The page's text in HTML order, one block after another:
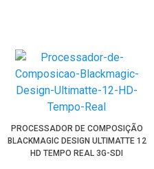
PROCESSADOR DE COMPOSIÇÃO
BLACKMAGIC DESIGN ULTIMATTE 12
HD TEMPO REAL 3G-SDI